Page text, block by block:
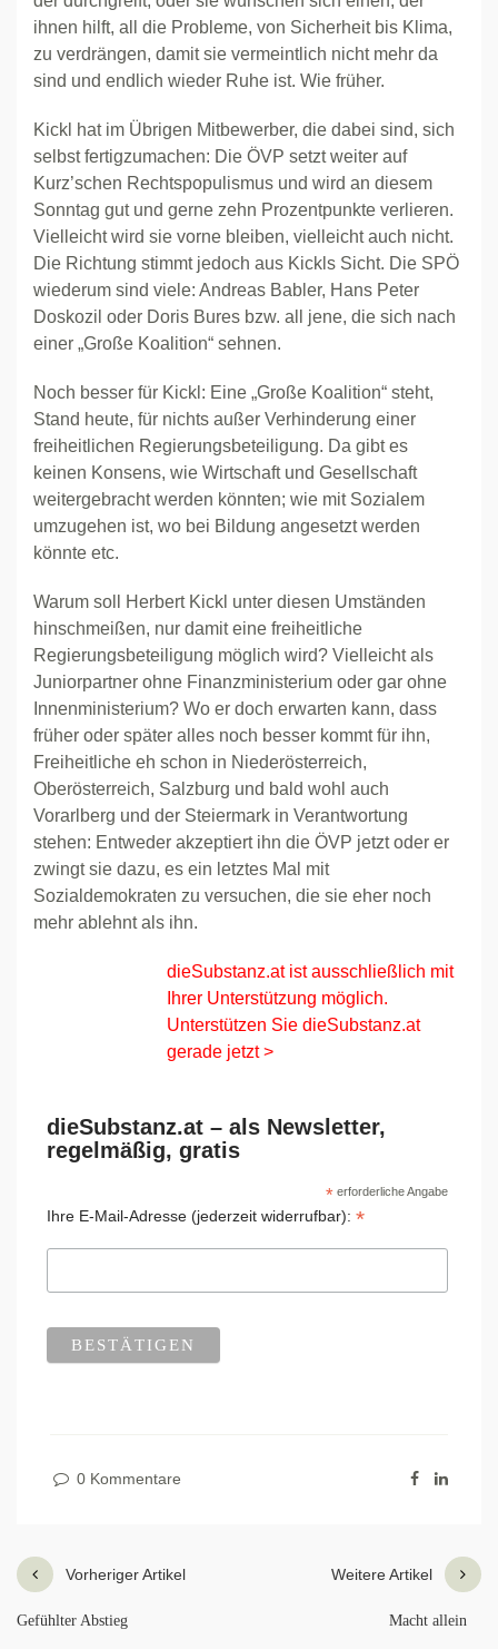
ihnen hilft, all die Probleme, von Sicherheit bis Klima,
zu verdrängen, damit sie vermeintlich nicht mehr da
sind und endlich wieder Ruhe ist. Wie früher.
Kickl hat im Übrigen Mitbewerber, die dabei sind, sich
selbst fertigzumachen: Die ÖVP setzt weiter auf
Kurz’schen Rechtspopulismus und wird an diesem
Sonntag gut und gerne zehn Prozentpunkte verlieren.
Vielleicht wird sie vorne bleiben, vielleicht auch nicht.
Die Richtung stimmt jedoch aus Kickls Sicht. Die SPÖ
wiederum sind viele: Andreas Babler, Hans Peter
Doskozil oder Doris Bures bzw. all jene, die sich nach
einer „Große Koalition“ sehnen.
Noch besser für Kickl: Eine „Große Koalition“ steht,
Stand heute, für nichts außer Verhinderung einer
freiheitlichen Regierungsbeteiligung. Da gibt es
keinen Konsens, wie Wirtschaft und Gesellschaft
weitergebracht werden könnten; wie mit Sozialem
umzugehen ist, wo bei Bildung angesetzt werden
könnte etc.
Warum soll Herbert Kickl unter diesen Umständen
hinschmeißen, nur damit eine freiheitliche
Regierungsbeteiligung möglich wird? Vielleicht als
Juniorpartner ohne Finanzministerium oder gar ohne
Innenministerium? Wo er doch erwarten kann, dass
früher oder später alles noch besser kommt für ihn,
Freiheitliche eh schon in Niederösterreich,
Oberösterreich, Salzburg und bald wohl auch
Vorarlberg und der Steiermark in Verantwortung
stehen: Entweder akzeptiert ihn die ÖVP jetzt oder er
zwingt sie dazu, es ein letztes Mal mit
Sozialdemokraten zu versuchen, die sie eher noch
mehr ablehnt als ihn.
dieSubstanz.at ist ausschließlich mit
Ihrer Unterstützung möglich.
Unterstützen Sie dieSubstanz.at
gerade jetzt >
dieSubstanz.at – als Newsletter,
regelmäßig, gratis
*erforderliche Angabe
Ihre E-Mail-Adresse (jederzeit widerrufbar): *
0 Kommentare
Vorheriger Artikel
Gefühlter Abstieg
Weitere Artikel
Macht allein